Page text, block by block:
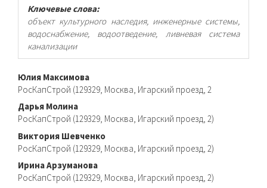
Ключевые слова:
объект культурного наследия, инженерные системы,
водоснабжение, водоотведение, ливневая система
канализации
Основное
содержимое
статьи
Юлия Максимова
РосКапСтрой (129329, Москва, Игарский проезд, 2
Дарья Молина
РосКапСтрой (129329, Москва, Игарский проезд, 2)
Виктория Шевченко
РосКапСтрой (129329, Москва, Игарский проезд, 2)
Ирина Арзуманова
РосКапСтрой (129329, Москва, Игарский проезд, 2)